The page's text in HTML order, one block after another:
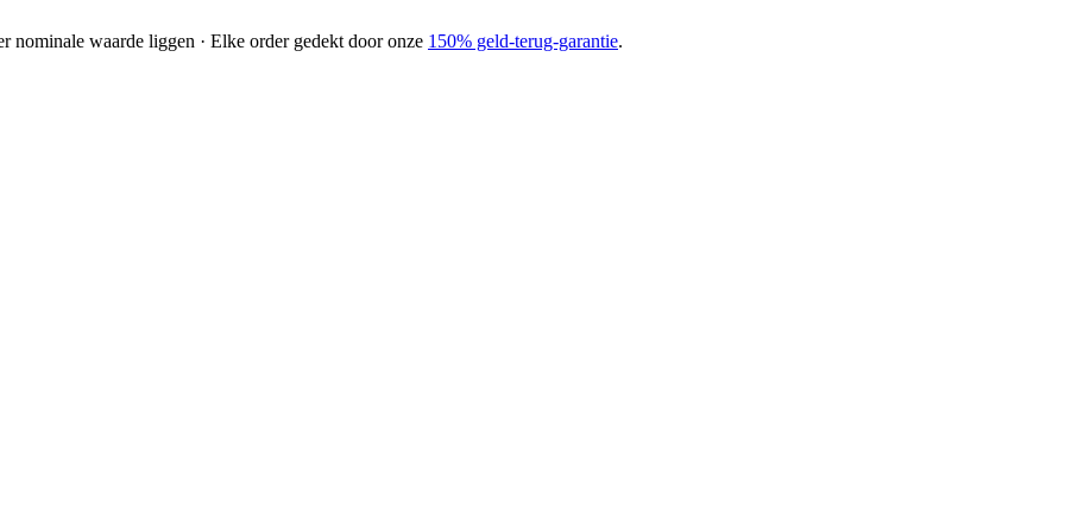
nominale waarde liggen · Elke order gedekt door onze 150% geld-terug-garantie.